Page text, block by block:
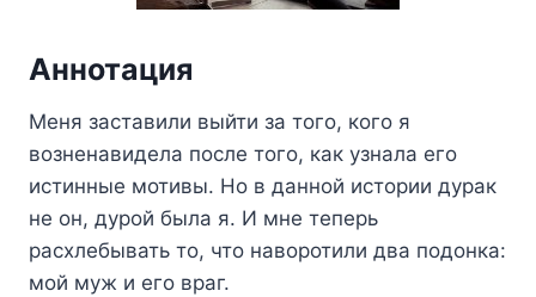
Аннотация
Меня заставили выйти за того, кого я
возненавидела после того, как узнала его
истинные мотивы. Но в данной истории дурак
не он, дурой была я. И мне теперь
расхлебывать то, что наворотили два подонка:
мой муж и его враг.